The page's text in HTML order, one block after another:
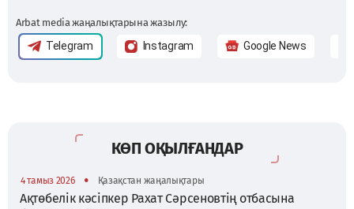
Arbat media жаңалықтарына жазылу:
Telegram Instagram Google News
КӨП ОҚЫЛҒАНДАР
4 тамыз 2026 • Қазақстан жаңалықтары
Ақтөбелік кәсіпкер Рахат Сәрсеновтің отбасына